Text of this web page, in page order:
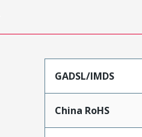
GADSL/IMDS
China RoHS